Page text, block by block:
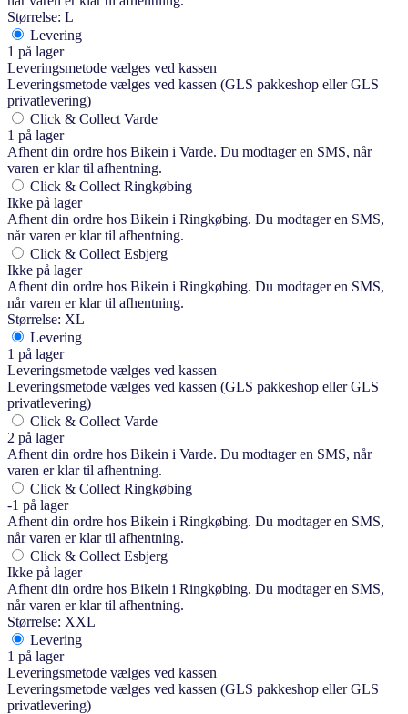
Størrelse: L
Levering
1 på lager
Leveringsmetode vælges ved kassen
Leveringsmetode vælges ved kassen (GLS pakkeshop eller GLS
privatlevering)
Click & Collect Varde
1 på lager
Afhent din ordre hos Bikein i Varde. Du modtager en SMS, når
varen er klar til afhentning.
Click & Collect Ringkøbing
Ikke på lager
Afhent din ordre hos Bikein i Ringkøbing. Du modtager en SMS,
når varen er klar til afhentning.
Click & Collect Esbjerg
Ikke på lager
Afhent din ordre hos Bikein i Ringkøbing. Du modtager en SMS,
når varen er klar til afhentning.
Størrelse: XL
Levering
1 på lager
Leveringsmetode vælges ved kassen
Leveringsmetode vælges ved kassen (GLS pakkeshop eller GLS
privatlevering)
Click & Collect Varde
2 på lager
Afhent din ordre hos Bikein i Varde. Du modtager en SMS, når
varen er klar til afhentning.
Click & Collect Ringkøbing
-1 på lager
Afhent din ordre hos Bikein i Ringkøbing. Du modtager en SMS,
når varen er klar til afhentning.
Click & Collect Esbjerg
Ikke på lager
Afhent din ordre hos Bikein i Ringkøbing. Du modtager en SMS,
når varen er klar til afhentning.
Størrelse: XXL
Levering
1 på lager
Leveringsmetode vælges ved kassen
Leveringsmetode vælges ved kassen (GLS pakkeshop eller GLS
privatlevering)